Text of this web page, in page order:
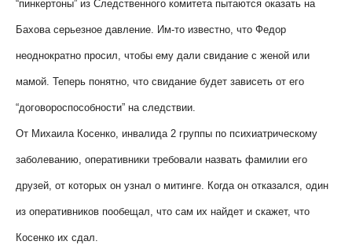
“пинкертоны” из Следственного комитета пытаются оказать на
Бахова серьезное давление. Им-то известно, что Федор
неоднократно просил, чтобы ему дали свидание с женой или
мамой. Теперь понятно, что свидание будет зависеть от его
“договороспособности” на следствии.
От Михаила Косенко, инвалида 2 группы по психиатрическому
заболеванию, оперативники требовали назвать фамилии его
друзей, от которых он узнал о митинге. Когда он отказался, один
из оперативников пообещал, что сам их найдет и скажет, что
Косенко их сдал.